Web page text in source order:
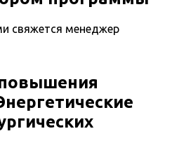
свяжется менеджер